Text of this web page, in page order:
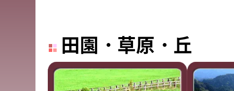
田園・草原・丘